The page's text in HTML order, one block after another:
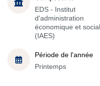
EDS - Institut
d'administration
économique et
(IAES)
Période de l'année
Printemps